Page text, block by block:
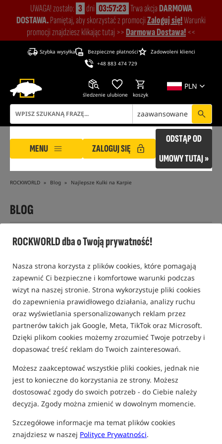
ROCKWORLD dba o Twoją prywatność!
Nasza strona korzysta z plików cookies, które pomagają
zapewnić Ci bezpieczne i komfortowe warunki podczas
wizyt na naszej stronie. Strona wykorzystuje pliki cookies
do zapewnienia prawidłowego działania, analizy ruchu
oraz wyświetlania spersonalizowanych reklam przez
partnerów takich jak Google, Meta, TikTok oraz Microsoft.
Dzięki plikom cookies możemy zrozumieć Twoje potrzeby i
dopasować treść reklam do Twoich zainteresowań.
Możesz zaakceptować wszystkie pliki cookies, jednak nie
jest to konieczne do korzystania ze strony. Możesz
dostosować zgody do swoich potrzeb - do Ciebie należy
decyzja. Zgody można zmienić w dowolnym momencie.
Szczegółowe informacje ma temat plików cookies
znajdziesz w naszej Polityce Prywatności.
UWAGA! zostało: 3 dni 03:57:22 Trwa akcjaDARMOWA
DOSTAWA.Pamiętaj, aby skorzystać z promocjiZaloguj się!Warunki
promocji znajdziesz klikając tutaj >>Darmowa Dostawa! <<
Szybka wysyłka Bezpieczne płatności
Zadowoleni klienci
+48 883 474 729
PLN
śledzenie ulubione koszyk
zaawansowane
MENU ZALOGUJ SIĘ
ODSTĄP OD
UMOWY TUTAJ »
ROCKWORLD Blog Najlepsze Kulki na Karpie
BLOG
Poradniki i wiedza karpiowa Przynęty, zanęty i nęcenie karpi
07 MARCA 2025 R.